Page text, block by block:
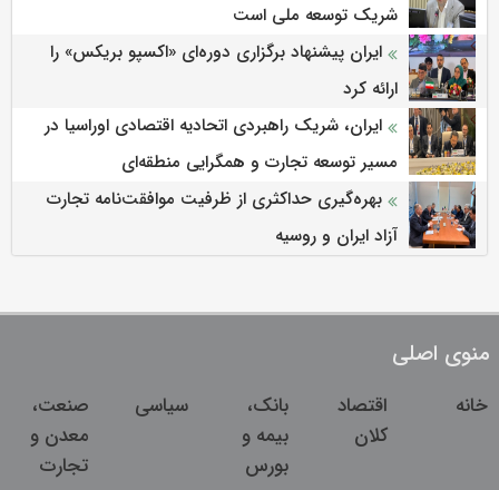
شریک توسعه ملی است
ایران پیشنهاد برگزاری دوره‌ای «اکسپو بریکس» را
ارائه کرد
ایران، شریک راهبردی اتحادیه اقتصادی اوراسیا در
مسیر توسعه تجارت و همگرایی منطقه‌ای
بهره‌گیری حداکثری از ظرفیت موافقت‌نامه تجارت
آزاد ایران و روسیه
منوی اصلی
خانه
اقتصاد
کلان
بانک،
بیمه و
بورس
سیاسی
صنعت،
معدن و
تجارت